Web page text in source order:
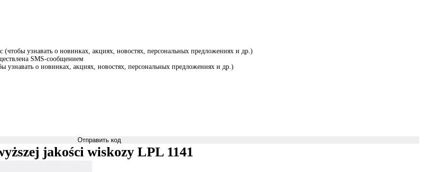
узнавать о новинках, акциях, новостях, персональных предложениях и др.)
SMS-сообщением
о новинках, акциях, новостях, персональных предложениях и др.)
Отправить код
jakości wiskozy LPL 1141